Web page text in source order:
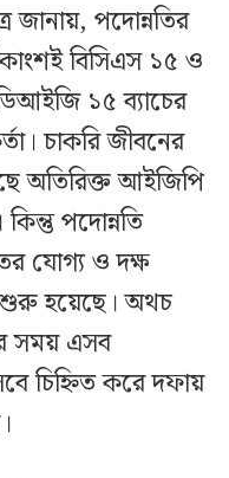
জানায়, পদোন্নতির
বিসিএস ১৫ ও
১৫ ব্যাচের
চাকরি জীবনের
অতিরিক্ত আইজিপি
কিন্তু পদোন্নতি
যোগ্য ও দক্ষ
শুরু হয়েছে। অথচ
সময় এসব
চিহ্নিত করে দফায়